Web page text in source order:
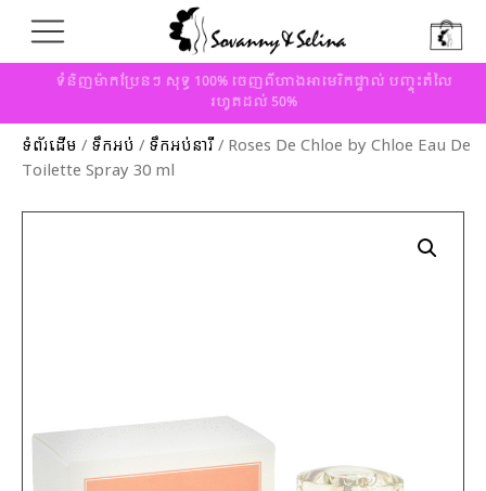
ទំនិញម៉ាកប្រែនៗ សុទ្ធ 100% ចេញពីហាងអាមេរិកផ្ទាល់ បញ្ចុះតំលៃ
រហូតដល់ 50%
ទំព័រដើម / ទឹកអប់ / ទឹកអប់នារី/ Roses De Chloe by Chloe Eau De
Toilette Spray 30 ml